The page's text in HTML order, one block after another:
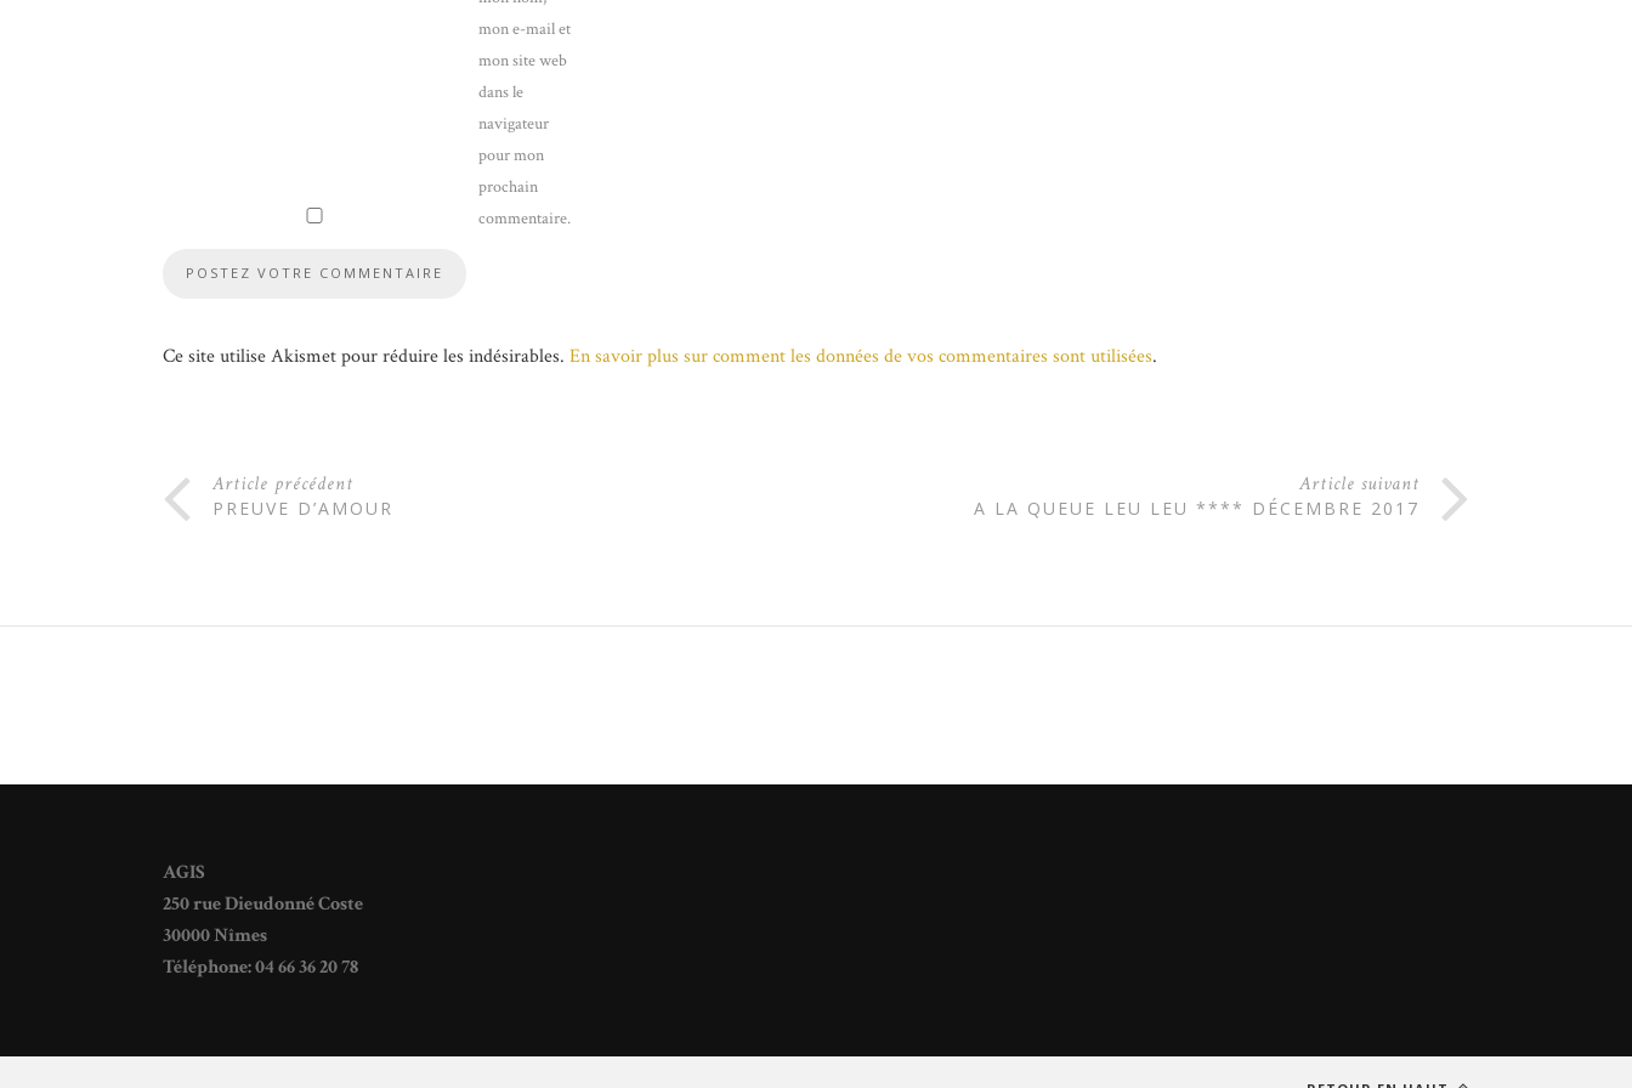
mon e-mail et
mon site web
dans le
navigateur
pour mon
prochain
commentaire.
Ce site utilise Akismet pour réduire les indésirables.En savoir plus sur comment les données de vos commentaires sont utilisées.
Article précédent
PREUVE D’AMOUR
Article suivant
A LA QUEUE LEU LEU **** DÉCEMBRE 2017
AGIS
250 rue Dieudonné Coste
30000 Nîmes
Téléphone: 04 66 36 20 78